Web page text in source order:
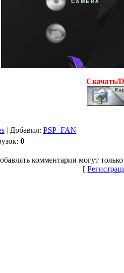
Скачать/
| Добавил: PSP_FAN
0
комментарии могут
[